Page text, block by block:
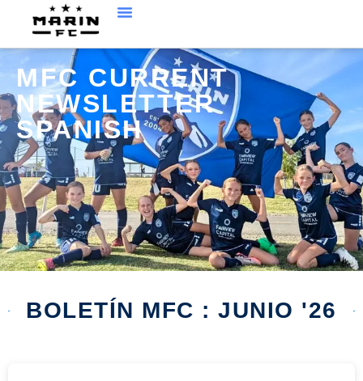
MFC CURRENT
NEWSLETTER
SPANISH
BOLETÍN MFC : JUNIO '26